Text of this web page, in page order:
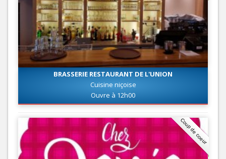
BRASSERIE RESTAURANT DE L'UNION
Cuisine niçoise
Ouvre à 12h00
Coup de coeur